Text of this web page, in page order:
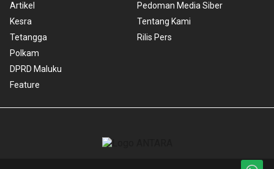
Artikel
Kesra
Tetangga
Polkam
DPRD Maluku
Feature
Pedoman Media Siber
Tentang Kami
Rilis Pers